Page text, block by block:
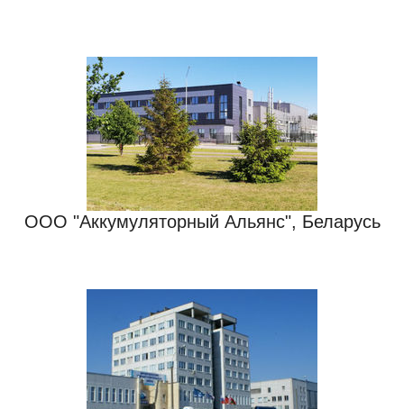
ООО "Аккумуляторный Альянс", Беларусь